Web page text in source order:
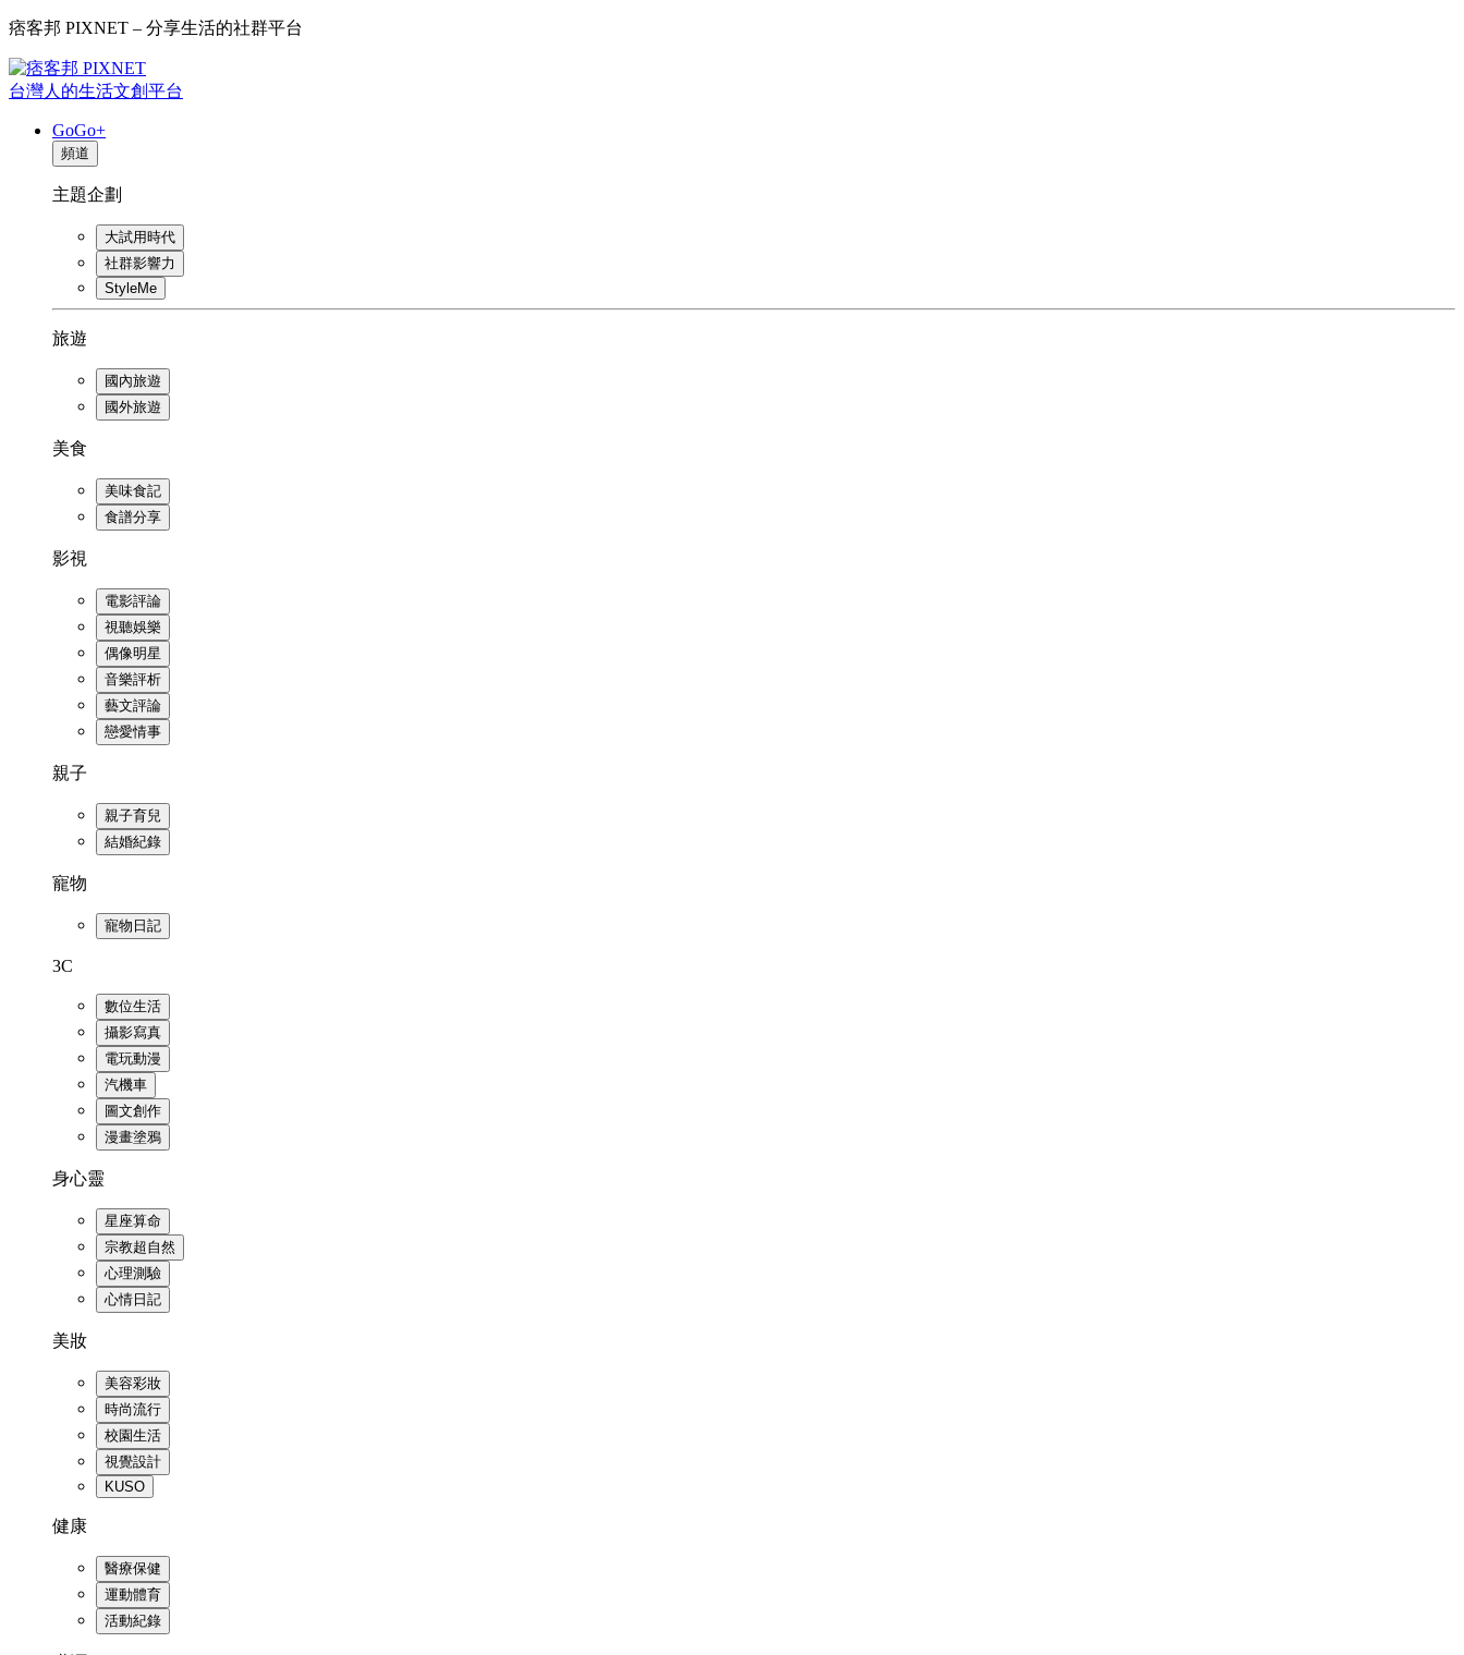
痞客邦 PIXNET – 分享生活的社群平台
台灣人的生活文創平台
GoGo+
頻道
主題企劃
大試用時代
社群影響力
StyleMe
旅遊
國內旅遊
國外旅遊
美食
美味食記
食譜分享
影視
電影評論
視聽娛樂
偶像明星
音樂評析
藝文評論
戀愛情事
親子
親子育兒
結婚紀錄
寵物
寵物日記
3C
數位生活
攝影寫真
電玩動漫
汽機車
圖文創作
漫畫塗鴉
身心靈
星座算命
宗教超自然
心理測驗
心情日記
美妝
美容彩妝
時尚流行
校園生活
視覺設計
KUSO
健康
醫療保健
運動體育
活動紀錄